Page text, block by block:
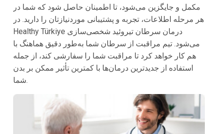
مکمل و جایگزین می‌شود، تا اطمینان حاصل شود که شما در
هر مرحله اطلاعات، تجربه و پشتیبانی موردنیازتان را دارید. در
Healthy Türkiye درمان سرطان تیروئید شخصی‌سازی
می‌شود. تیم مراقبت از سرطان شما به‌طور دقیق هماهنگ با
هم کار خواهد کرد تا مراقبت شما را سفارشی کند، از جمله
استفاده از جدیدترین درمان‌ها با کمترین تأثیر ممکن بر بدن
شما.